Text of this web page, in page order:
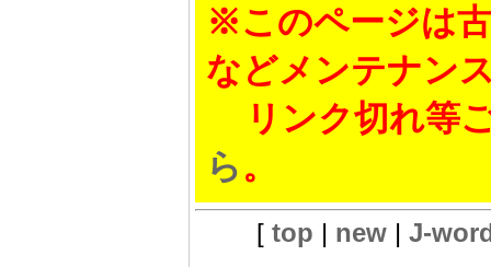
※このページは
などメンテナン
リンク切れ等
ら。
[ top | new| J-